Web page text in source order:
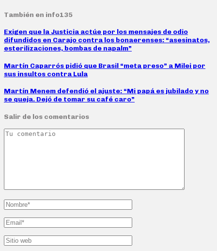
También en info135
Exigen que la Justicia actúe por los mensajes de odio
difundidos en Carajo contra los bonaerenses: “asesinatos,
esterilizaciones, bombas de napalm”
Martín Caparrós pidió que Brasil “meta preso” a Milei por
sus insultos contra Lula
Martín Menem defendió el ajuste: “Mi papá es jubilado y no
se queja. Dejó de tomar su café caro”
Salir de los comentarios